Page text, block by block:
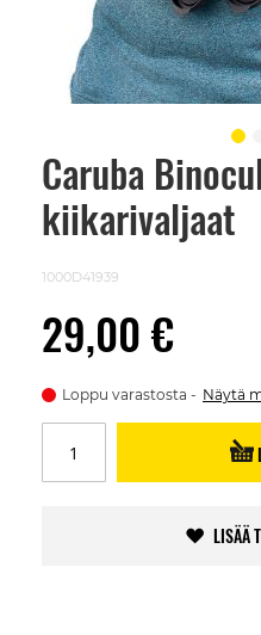
Caruba
kiikarivaljaat
1000D41939
29,00 €
Loppu varastosta Näytä
LISÄÄ
Skip
beginning
images